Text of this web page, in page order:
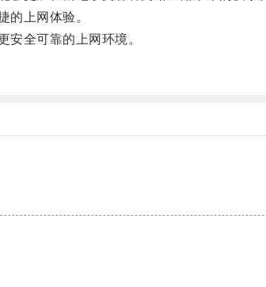
上网体验。
全可靠的上网环境。